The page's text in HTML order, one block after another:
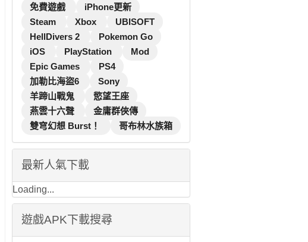
免費遊戲
iPhone更新
Steam
Xbox
UBISOFT
HellDivers 2
Pokemon Go
iOS
PlayStation
Mod
Epic Games
PS4
加勒比海盜6
Sony
羊蹄山戰鬼
慾望王座
燕雲十六聲
金庸群俠傳
雙穹幻想 Burst！
哥布林水族箱
最新人氣下載
Loading...
遊戲APK下載搜尋